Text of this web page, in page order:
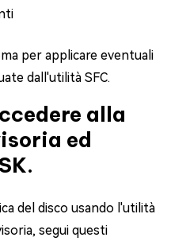
per applicare eventuali
dall'utilità SFC.
alla
ed
del disco usando l'utilità
segui questi